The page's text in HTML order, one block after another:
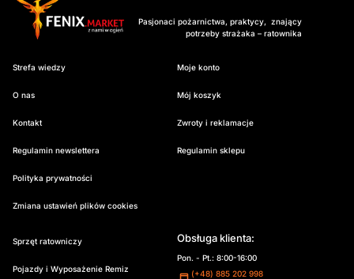
Pasjonaci pożarnictwa, praktycy, znający
potrzeby strażaka – ratownika
Strefa wiedzy
O nas
Kontakt
Regulamin newslettera
Polityka prywatności
Zmiana ustawień plików cookies
Moje konto
Mój koszyk
Zwroty i reklamacje
Regulamin sklepu
Sprzęt ratowniczy
Pojazdy i Wyposażenie Remiz
Obsługa klienta:
Pon. - Pt.: 8:00-16:00
(+48) 885 202 998